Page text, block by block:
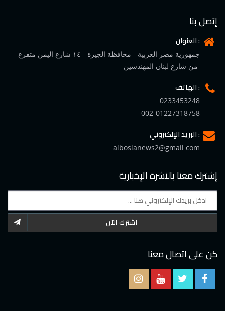
إتصل بنا
العنوان :
جمهورية مصر العربية - محافظة الجيزة - ١٤ شارع اليمن متفرع
الهاتف :
0233453248
002-01227318758
البريد الإلكتروني :
alboslanews2@gmail.com
إشترك معنا بالنشرة الإخبارية
اشترك الآن
كن على اتصال معنا